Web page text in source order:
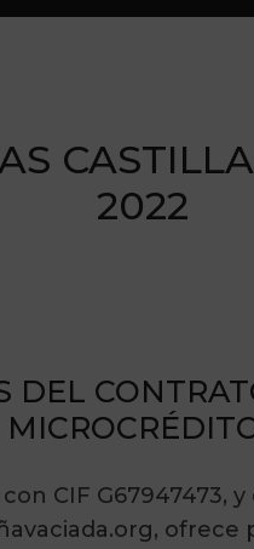
2022
DEL
con CIF G67947473,